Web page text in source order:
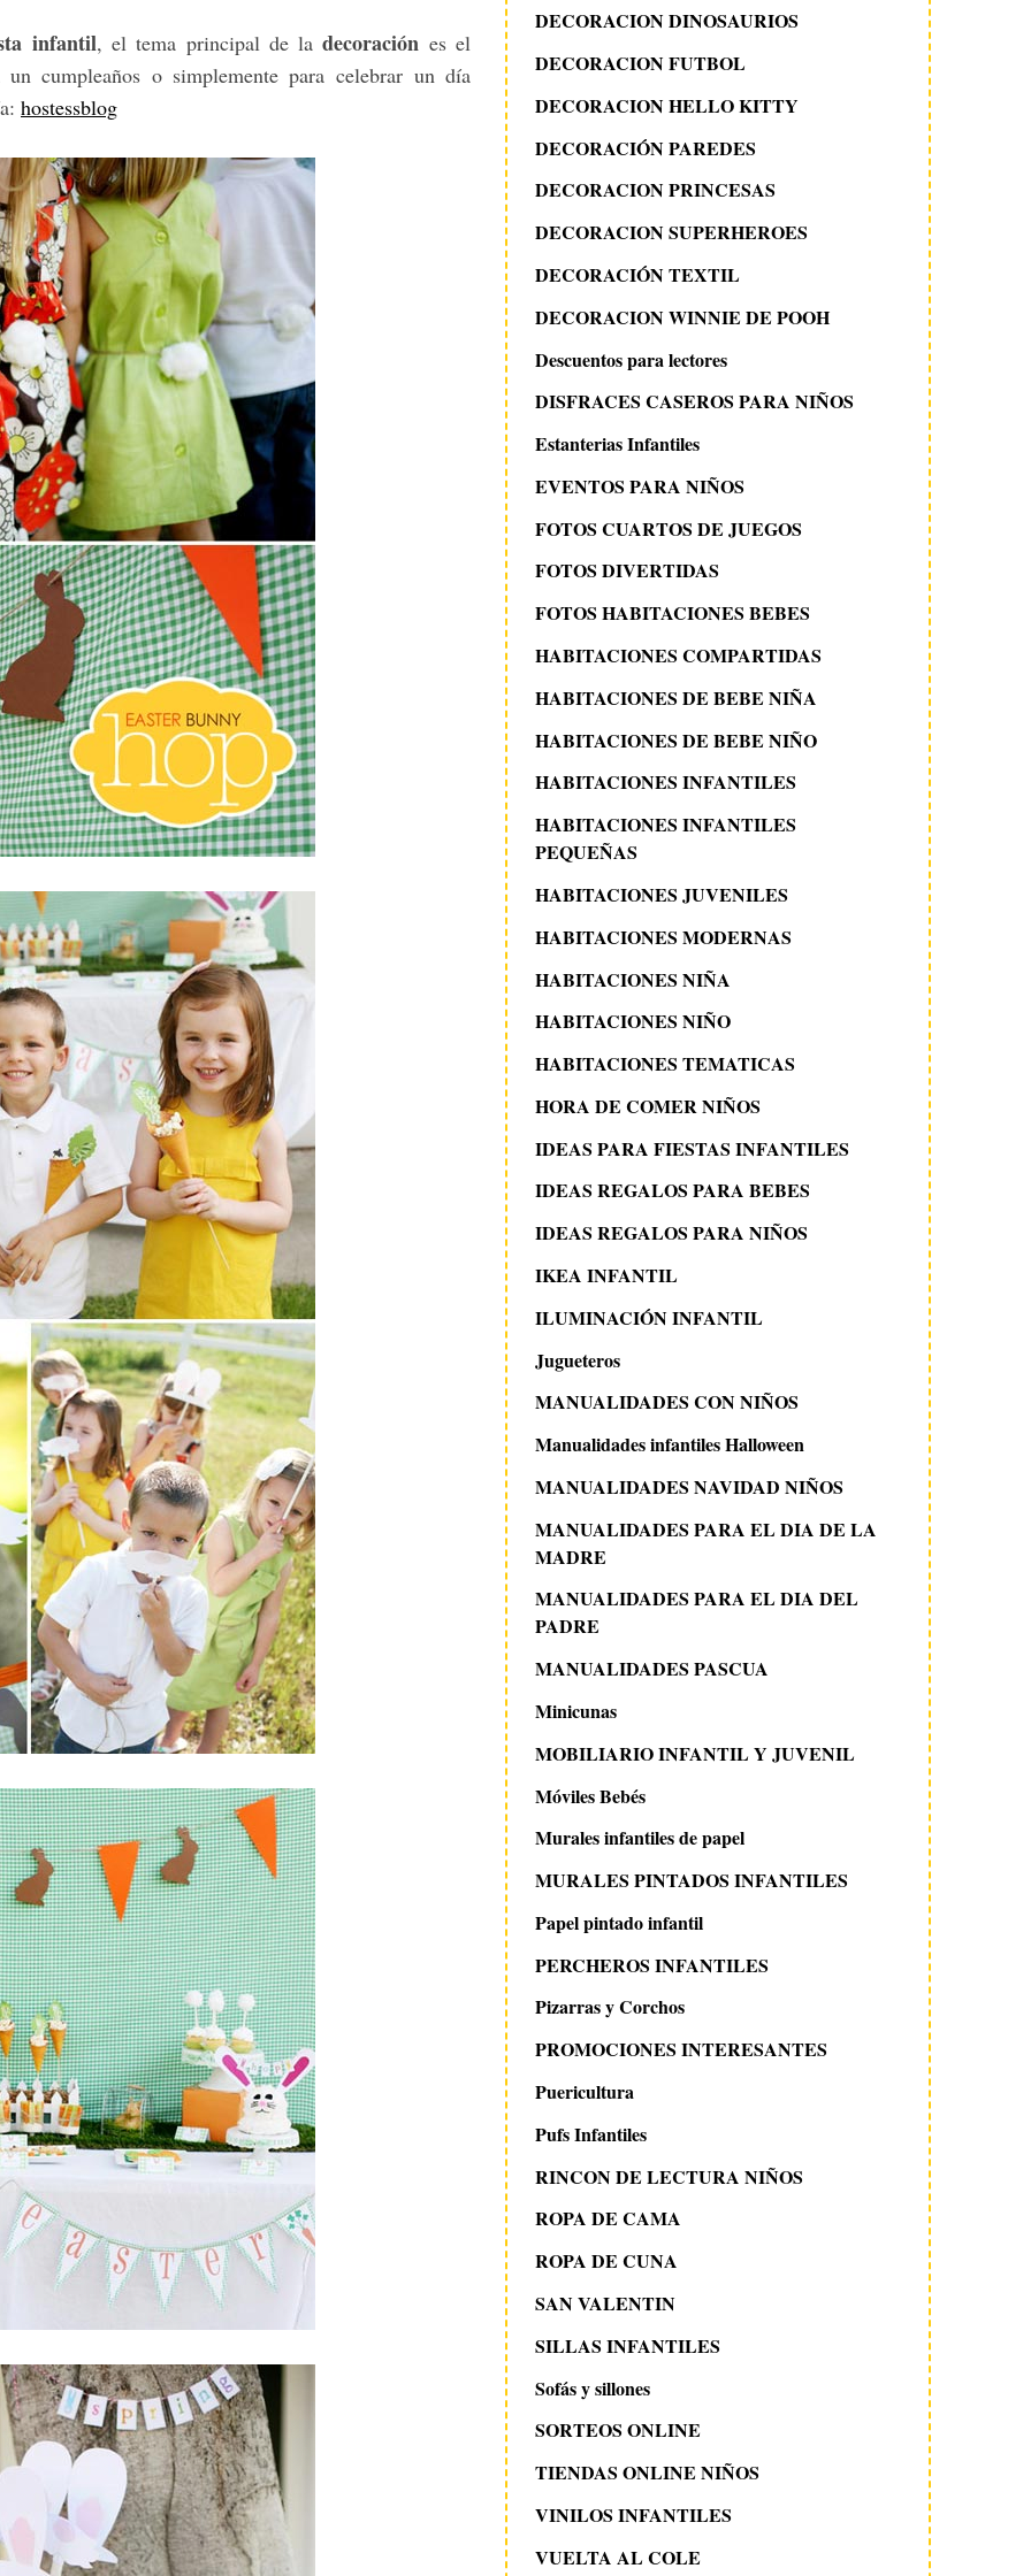
infantil, el tema principal de ladecoración es el
cumpleaños o simplemente para celebrar un día
hostessblog
DECORACION DINOSAURIOS
DECORACION FUTBOL
DECORACION HELLO KITTY
DECORACIÓN PAREDES
DECORACION PRINCESAS
DECORACION SUPERHEROES
DECORACIÓN TEXTIL
DECORACION WINNIE DE POOH
Descuentos para lectores
DISFRACES CASEROS PARA NIÑOS
Estanterias Infantiles
EVENTOS PARA NIÑOS
FOTOS CUARTOS DE JUEGOS
FOTOS DIVERTIDAS
FOTOS HABITACIONES BEBES
HABITACIONES COMPARTIDAS
HABITACIONES DE BEBE NIÑA
HABITACIONES DE BEBE NIÑO
HABITACIONES INFANTILES
HABITACIONES INFANTILES
PEQUEÑAS
HABITACIONES JUVENILES
HABITACIONES MODERNAS
HABITACIONES NIÑA
HABITACIONES NIÑO
HABITACIONES TEMATICAS
HORA DE COMER NIÑOS
IDEAS PARA FIESTAS INFANTILES
IDEAS REGALOS PARA BEBES
IDEAS REGALOS PARA NIÑOS
IKEA INFANTIL
ILUMINACIÓN INFANTIL
Jugueteros
MANUALIDADES CON NIÑOS
Manualidades infantiles Halloween
MANUALIDADES NAVIDAD NIÑOS
MANUALIDADES PARA EL DIA DE LA
MADRE
MANUALIDADES PARA EL DIA DEL
PADRE
MANUALIDADES PASCUA
Minicunas
MOBILIARIO INFANTIL Y JUVENIL
Móviles Bebés
Murales infantiles de papel
MURALES PINTADOS INFANTILES
Papel pintado infantil
PERCHEROS INFANTILES
Pizarras y Corchos
PROMOCIONES INTERESANTES
Puericultura
Pufs Infantiles
RINCON DE LECTURA NIÑOS
ROPA DE CAMA
ROPA DE CUNA
SAN VALENTIN
SILLAS INFANTILES
Sofás y sillones
SORTEOS ONLINE
TIENDAS ONLINE NIÑOS
VINILOS INFANTILES
VUELTA AL COLE